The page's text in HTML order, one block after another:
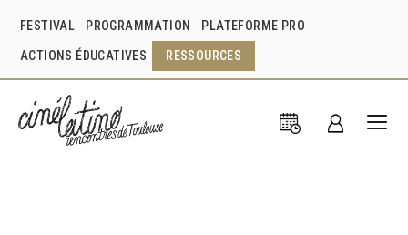
FESTIVAL PROGRAMMATION PLATEFORME PRO
ACTIONS ÉDUCATIVES RESSOURCES